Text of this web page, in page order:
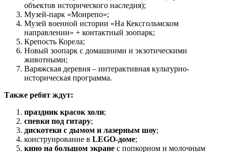
объектов исторического наследия);
Музей-парк «Монрепо»;
Музей военной истории «На Кексгольмском
направлении» + контактный зоопарк;
Крепость Корела;
Новый зоопарк с домашними и экзотическими
животными;
Варяжская деревня – интерактивная культурно-
историческая программа.
Также ребят ждут:
праздник красок холи;
спевки под гитару;
дискотеки с дымом и лазерным шоу;
конструирование в LEGO-доме;
кино на большом экране с попкорном и молочным